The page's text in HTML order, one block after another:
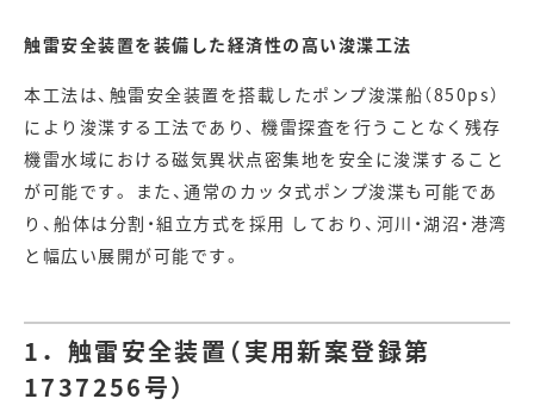
触雷安全装置を装備した経済性の高い浚渫工法
本工法は、触雷安全装置を搭載したポンプ浚渫船（850ps）
により浚渫する工法であり､ 機雷探査を行うことなく残存
機雷水域における磁気異状点密集地を安全に浚渫すること
が可能です。 また、通常のカッタ式ポンプ浚渫も可能であ
り、船体は分割・組立方式を採用 しており、河川・湖沼・港湾
と幅広い展開が可能です。
1．触雷安全装置（実用新案登録第
1737256号）